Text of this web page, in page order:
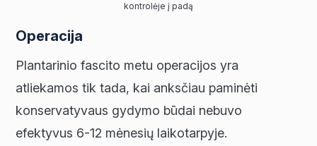
kontrolėje į padą
Operacija
Plantarinio fascito metu operacijos yra
atliekamos tik tada, kai anksčiau paminėti
konservatyvaus gydymo būdai nebuvo
efektyvus 6-12 mėnesių laikotarpyje.